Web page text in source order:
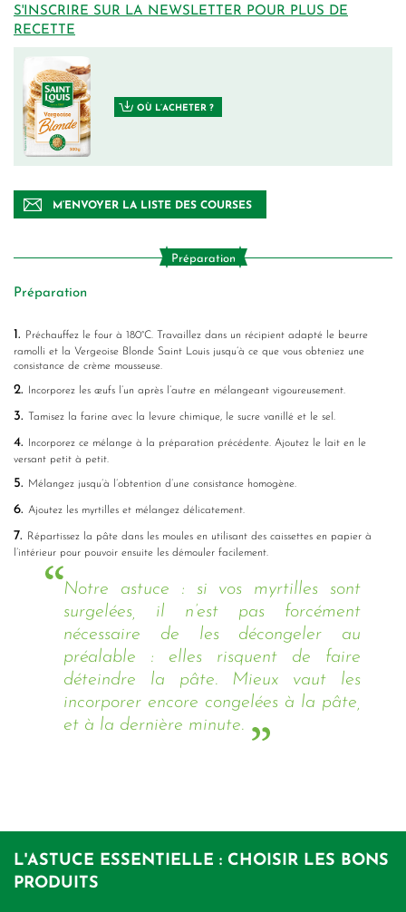
OÙ L’ACHETER ?
M’ENVOYER LA LISTE DES COURSES
S'INSCRIRE SUR LA NEWSLETTER POUR PLUS DE
RECETTE
Préparation
Préparation
1.
Préchauffez le four à 180°C. Travaillez dans un récipient adapté le beurre
ramolli et la Vergeoise Blonde Saint Louis jusqu’à ce que vous obteniez une
consistance de crème mousseuse.
2. Incorporez les œufs l’un après l’autre en mélangeant vigoureusement.
3. Tamisez la farine avec la levure chimique, le sucre vanillé et le sel.
4.
Incorporez ce mélange à la préparation précédente. Ajoutez le lait en le
versant petit à petit.
5. Mélangez jusqu’à l’obtention d’une consistance homogène.
6. Ajoutez les myrtilles et mélangez délicatement.
7.
Répartissez la pâte dans les moules en utilisant des caissettes en papier à
l’intérieur pour pouvoir ensuite les démouler facilement.
Notre astuce : si vos myrtilles sont
surgelées, il n’est pas forcément
nécessaire de les décongeler au
préalable : elles risquent de faire
déteindre la pâte. Mieux vaut les
incorporer encore congelées à la pâte,
et à la dernière minute.
L'ASTUCE ESSENTIELLE : CHOISIR LES BONS
PRODUITS